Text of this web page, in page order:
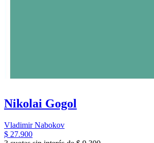
Nikolai Gogol
Vladimir Nabokov
$ 27.900